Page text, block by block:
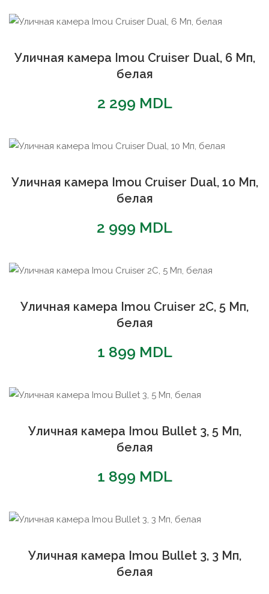
Уличная камера Imou Cruiser Dual, 6 Мп,
белая
2 299 MDL
Уличная камера Imou Cruiser Dual, 10 Мп,
белая
2 999 MDL
Уличная камера Imou Cruiser 2C, 5 Мп,
белая
1 899 MDL
Уличная камера Imou Bullet 3, 5 Мп,
белая
1 899 MDL
Уличная камера Imou Bullet 3, 3 Мп,
белая